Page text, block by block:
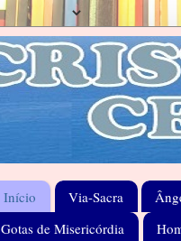
Início Via-Sacra
Gotas de Misericórdia